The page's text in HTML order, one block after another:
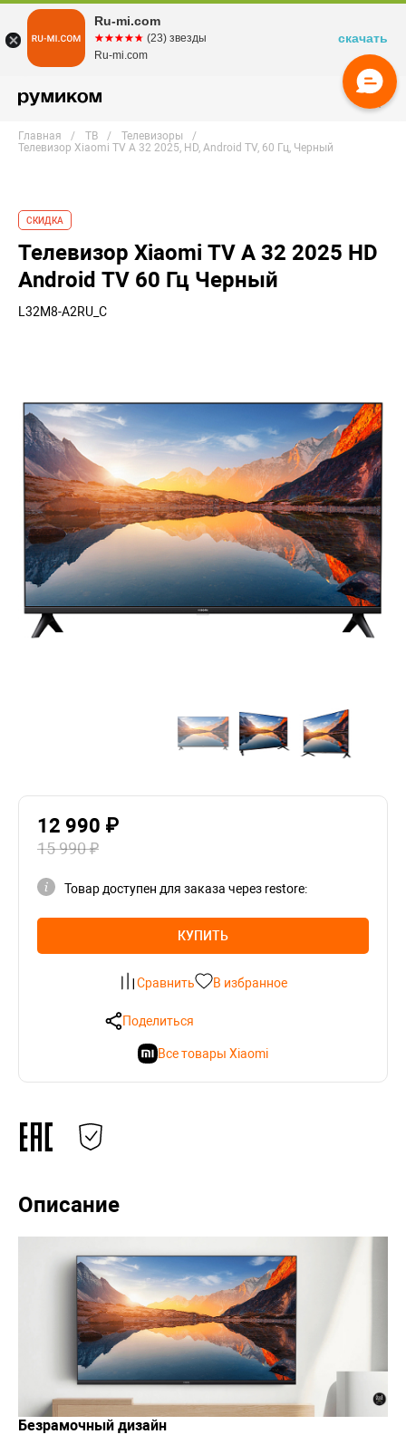
Главная ТВ
Телевизоры
Телевизор Xiaomi TV A 32 2025, HD, Android TV, 60 Гц, Черный
СКИДКА
Телевизор Xiaomi TV A 32 2025 HD
Android TV 60 Гц Черный
L32M8-A2RU_C
12 990 ₽
15 990 ₽
Товар доступен для заказа через restore:
КУПИТЬ
Сравнить В избранное
Поделиться
Все товары Xiaomi
Описание
Безрамочный дизайн
Ru-mi.com
☆☆☆☆☆
★★★★★ (23) звезды
Ru-mi.com
скачать